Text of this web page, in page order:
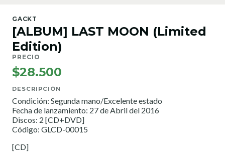
GACKT
[ALBUM] LAST MOON (Limited
Edition)
PRECIO
$28.500
DESCRIPCIÓN
Condición: Segunda mano/Excelente estado
Fecha de lanzamiento: 27 de Abril del 2016
Discos: 2 [CD+DVD]
Código: GLCD-00015
[CD]